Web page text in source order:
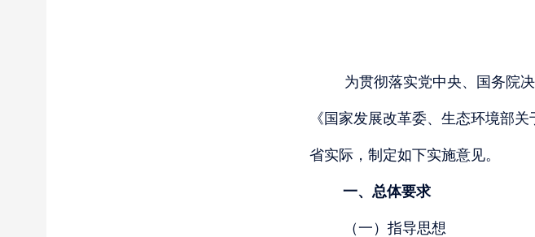
为贯彻落实党中央、国务院
《国家发展改革委、生态环境部
省实际，制定如下实施意见。
一、总体要求
（一）指导思想